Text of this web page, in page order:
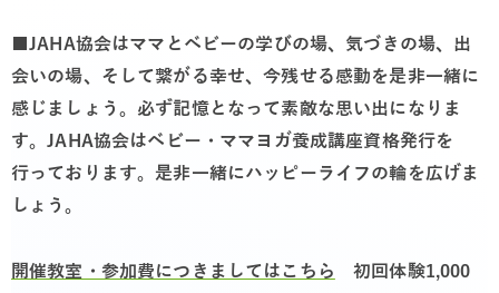
■JAHA協会はママとベビーの学びの場、気づきの場、出
会いの場、そして繋がる幸せ、今残せる感動を是非一緒に
感じましょう。 必ず記憶となって素敵な思い出になりま
す。JAHA協会はベビー・ママヨガ養成講座資格発行を
行っております。是非一緒にハッピーライフの輪を広げま
しょう。
開催教室・参加費につきましてはこちら
初回体験1,000